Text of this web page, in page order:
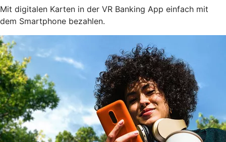
Mit digitalen Karten in der VR Banking App einfach mit
dem Smartphone bezahlen.